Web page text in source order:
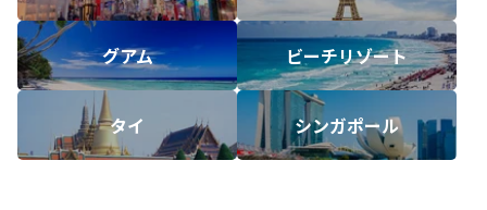
グアム ビーチリゾート
タイ シンガポール